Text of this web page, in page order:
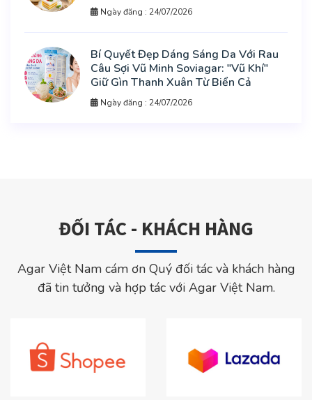
Ngày đăng : 24/07/2026
Bí Quyết Đẹp Dáng Sáng Da Với Rau
Câu Sợi Vũ Minh Soviagar: "Vũ Khí"
Giữ Gìn Thanh Xuân Từ Biển Cả
Ngày đăng : 24/07/2026
ĐỐI TÁC - KHÁCH HÀNG
Agar Việt Nam cám ơn Quý đối tác và khách hàng
đã tin tưởng và hợp tác với Agar Việt Nam.